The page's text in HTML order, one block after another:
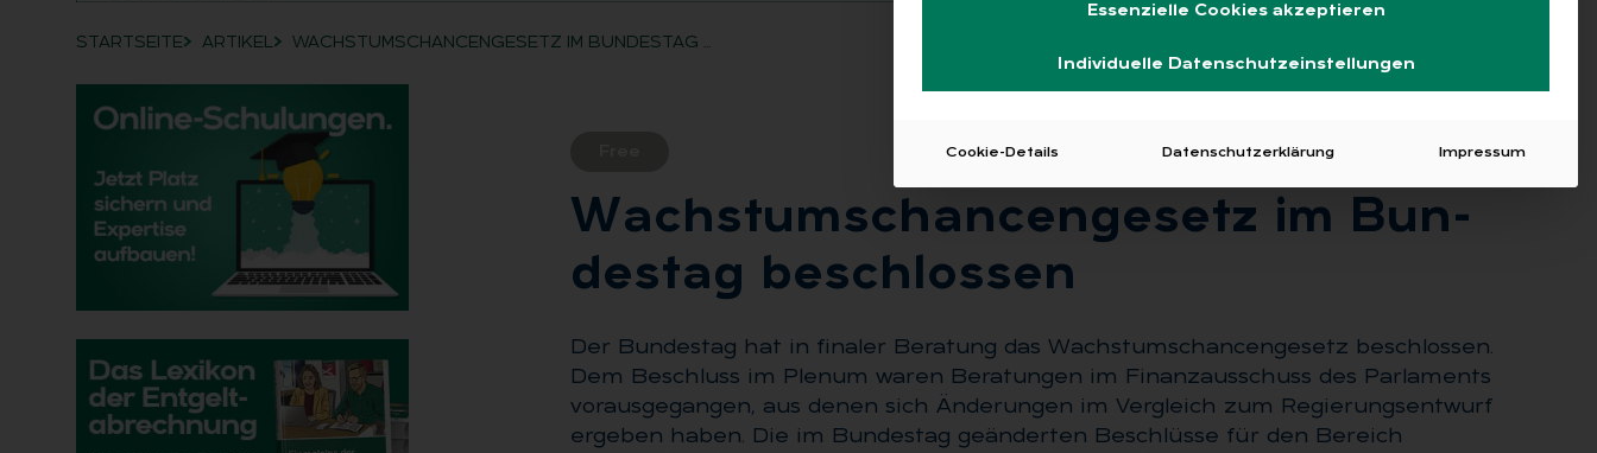
Breadcrumb-Navigation
STARTSEITE ARTIKEL WACHSTUMSCHANCENGESETZ IM BUNDESTAG …
Wachs­tums­chan­cen­ge­setz im Bun­
des­tag be­schlos­sen
Der Bundestag hat in finaler Beratung das Wachstumschancengesetz beschlossen.
Dem Beschluss im Plenum waren Beratungen im Finanzausschuss des Parlaments
vorausgegangen, aus denen sich Änderungen im Vergleich zum Regierungsentwurf
ergeben haben. Die im Bundestag geänderten Beschlüsse für den Bereich
Essenzielle Cookies akzeptieren
Individuelle Datenschutzeinstellungen
Cookie-Details Datenschutzerklärung Impressum